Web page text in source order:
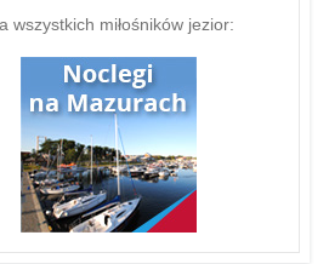
wszystkich miłośników jezior: